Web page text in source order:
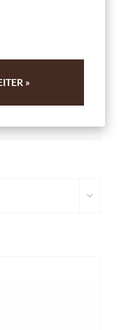
Unterstützung.
»